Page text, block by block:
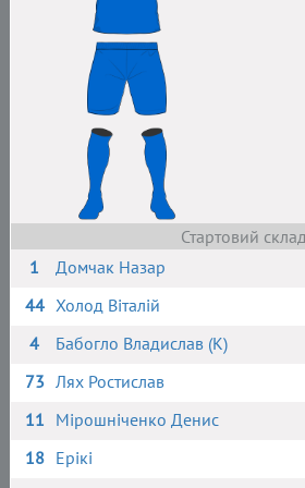
Стартовий
1
Домчак Назар
44 Холод Віталій
4
Бабогло Владислав (К)
73 Лях Ростислав
11 Мірошніченко Денис
18 Ерікі